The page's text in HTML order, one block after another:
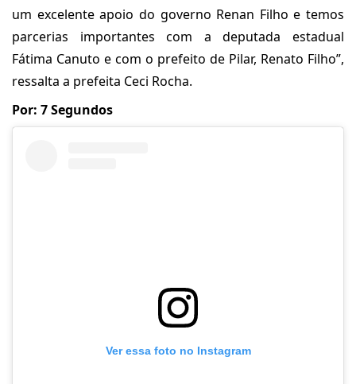
um excelente apoio do governo Renan Filho e temos
parcerias importantes com a deputada estadual
Fátima Canuto e com o prefeito de Pilar, Renato Filho”,
ressalta a prefeita Ceci Rocha.
Por: 7 Segundos
Ver essa foto no Instagram